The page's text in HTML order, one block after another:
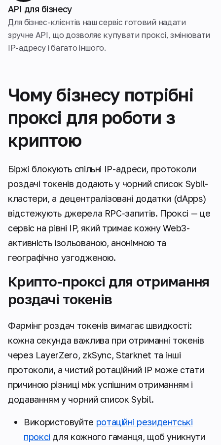
API для бізнесу
Для бізнес-клієнтів наш сервіс готовий надати
зручне API, що дозволяє купувати проксі, змінювати
IP-адресу і багато іншого.
Чому бізнесу потрібні
проксі для роботи з
криптою
Біржі блокують спільні IP-адреси, протоколи
роздачі токенів додають у чорний список Sybil-
кластери, а децентралізовані додатки (dApps)
відстежують джерела RPC-запитів. Проксі — це
сервіс на рівні IP, який тримає кожну Web3-
активність ізольованою, анонімною та
географічно узгодженою.
Крипто-проксі для отримання
роздачі токенів
Фармінг роздач токенів вимагає швидкості:
кожна секунда важлива при отриманні токенів
через LayerZero, zkSync, Starknet та інші
протоколи, а чистий ротаційний IP може стати
причиною різниці між успішним отриманням і
додаванням у чорний список Sybil.
Використовуйте ротаційні резидентські
проксі для кожного гаманця, щоб уникнути